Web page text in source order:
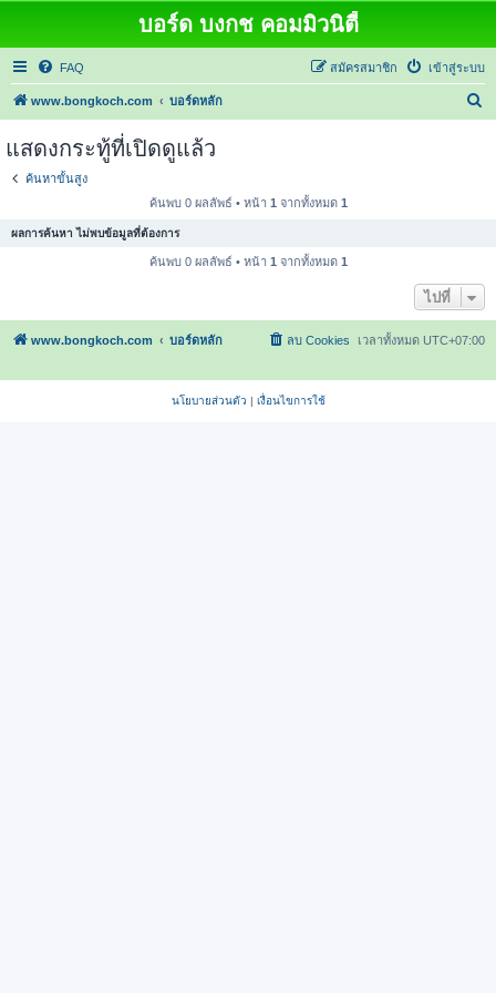
บอร์ด บงกช คอมมิวนิตี้
FAQ เข้าสู่ระบบ
สมัครสมาชิก
www.bongkoch.com บอร์ดหลัก
แสดงกระทู้ที่เปิดดูแล้ว
ค้นหาขั้นสูง
ค้นพบ 0 ผลลัพธ์ • หน้า 1 จากทั้งหมด 1
ผลการค้นหา ไม่พบข้อมูลที่ต้องการ
ค้นพบ 0 ผลลัพธ์ • หน้า 1 จากทั้งหมด 1
ไปที่
www.bongkoch.com บอร์ดหลัก เวลาทั้งหมด UTC+07:00
ลบ Cookies
นโยบายส่วนตัว | เงื่อนไขการใช้